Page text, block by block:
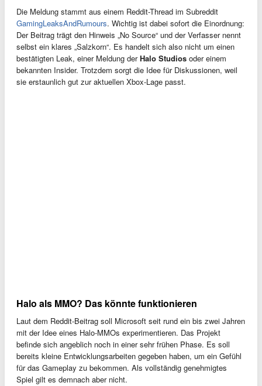
Die Meldung stammt aus einem Reddit-Thread im Subreddit
GamingLeaksAndRumours. Wichtig ist dabei sofort die Einordnung:
Der Beitrag trägt den Hinweis „No Source“ und der Verfasser nennt
selbst ein klares „Salzkorn“. Es handelt sich also nicht um einen
bestätigten Leak, einer Meldung derHalo Studios oder einem
bekannten Insider. Trotzdem sorgt die Idee für Diskussionen, weil
sie erstaunlich gut zur aktuellen Xbox-Lage passt.
Halo als MMO? Das könnte funktionieren
Laut dem Reddit-Beitrag soll Microsoft seit rund ein bis zwei Jahren
mit der Idee eines Halo-MMOs experimentieren. Das Projekt
befinde sich angeblich noch in einer sehr frühen Phase. Es soll
bereits kleine Entwicklungsarbeiten gegeben haben, um ein Gefühl
für das Gameplay zu bekommen. Als vollständig genehmigtes
Spiel gilt es demnach aber nicht.